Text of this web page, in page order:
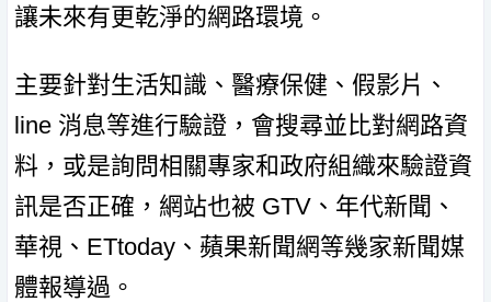
讓未來有更乾淨的網路環境。
主要針對生活知識、醫療保健、假影片、
line 消息等進行驗證，會搜尋並比對網路資
料，或是詢問相關專家和政府組織來驗證資
訊是否正確，網站也被 GTV、年代新聞、
華視、ETtoday、蘋果新聞網等幾家新聞媒
體報導過。